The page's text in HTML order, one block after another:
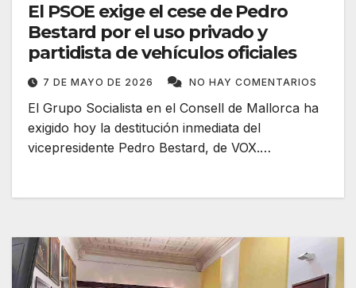
El PSOE exige el cese de Pedro
Bestard por el uso privado y
partidista de vehículos oficiales
7 DE MAYO DE 2026 NO HAY COMENTARIOS
El Grupo Socialista en el Consell de Mallorca ha
exigido hoy la destitución inmediata del
vicepresidente Pedro Bestard, de VOX.…